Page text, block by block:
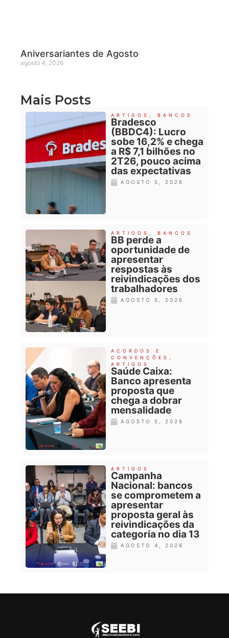
Aniversariantes de Agosto
agosto 4, 2026
Mais Posts
ARTIGOS BANCOS
Bradesco
(BBDC4): Lucro
sobe 16,2% e chega
a R$ 7,1 bilhões no
2T26, pouco acima
das expectativas
AGOSTO 5, 2026
ARTIGOS BANCOS
BB perde a
oportunidade de
apresentar
respostas às
reivindicações dos
trabalhadores
AGOSTO 5, 2026
ACORDOS E
CONVENÇÕES
ARTIGOS
Saúde Caixa:
Banco apresenta
proposta que
chega a dobrar
mensalidade
AGOSTO 5, 2026
ARTIGOS
Campanha
Nacional: bancos
se comprometem a
apresentar
proposta geral às
reivindicações da
categoria no dia 13
AGOSTO 4, 2026